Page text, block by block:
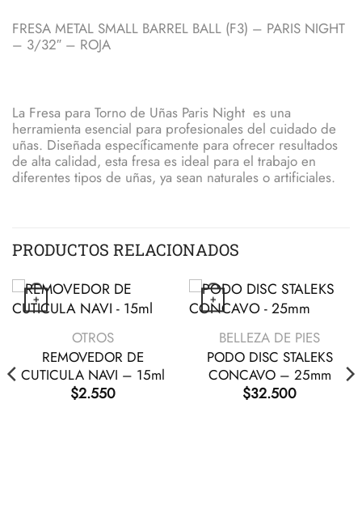
FRESA METAL SMALL BARREL BALL (F3) – PARIS NIGHT
– 3/32″ – ROJA
La Fresa para Torno de Uñas Paris Night es una
herramienta esencial para profesionales del cuidado de
uñas. Diseñada específicamente para ofrecer resultados
de alta calidad, esta fresa es ideal para el trabajo en
diferentes tipos de uñas, ya sean naturales o artificiales.
PRODUCTOS RELACIONADOS
+
VISTA RÁPIDA
OTROS
REMOVEDOR DE
CUTICULA NAVI – 15ml
$2.550
+
VISTA RÁPIDA
BELLEZA DE PIES
PODO DISC STALEKS
CONCAVO – 25mm
$32.500